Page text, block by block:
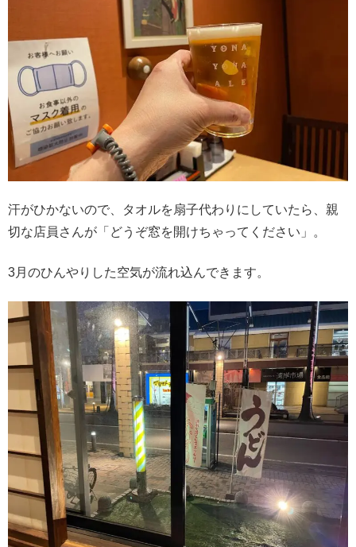
汗がひかないので、タオルを扇子代わりにしていたら、親
切な店員さんが「どうぞ窓を開けちゃってください」。
3月のひんやりした空気が流れ込んできます。